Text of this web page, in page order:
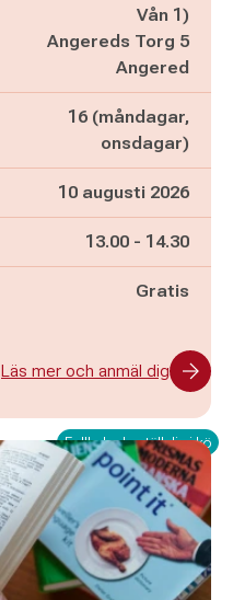
Vån 1)
Angereds Torg 5
Angered
16 (måndagar,
onsdagar)
10 augusti 2026
Pågår mellan
13.00 - och
14.30
Gratis
Läs mer och anmäl dig
Fullbokad - ställ dig i kö